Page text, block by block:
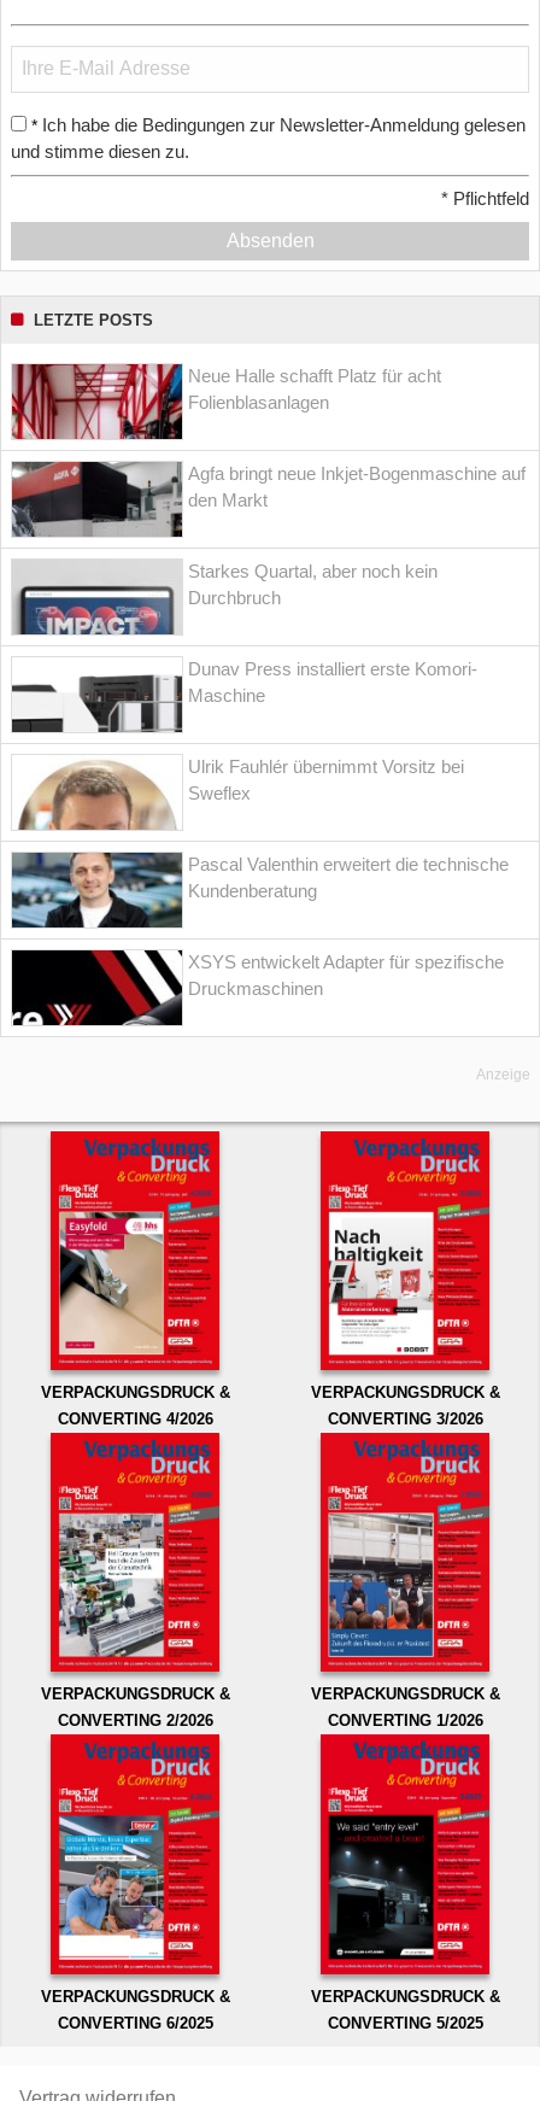
* Ich habe die Bedingungen zur Newsletter-Anmeldung gelesen
und stimme diesen zu.
* Pflichtfeld
Absenden
LETZTE POSTS
Neue Halle schafft Platz für acht
Folienblasanlagen
Agfa bringt neue Inkjet-Bogenmaschine auf
den Markt
Starkes Quartal, aber noch kein
Durchbruch
Dunav Press installiert erste Komori-
Maschine
Ulrik Fauhlér übernimmt Vorsitz bei
Sweflex
Pascal Valenthin erweitert die technische
Kundenberatung
XSYS entwickelt Adapter für spezifische
Druckmaschinen
Anzeige
VERPACKUNGSDRUCK &
CONVERTING 4/2026
VERPACKUNGSDRUCK &
CONVERTING 3/2026
VERPACKUNGSDRUCK &
CONVERTING 2/2026
VERPACKUNGSDRUCK &
CONVERTING 1/2026
VERPACKUNGSDRUCK &
CONVERTING 6/2025
VERPACKUNGSDRUCK &
CONVERTING 5/2025